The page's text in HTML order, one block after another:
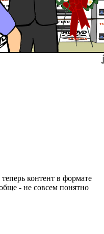
контент в формате
- не совсем понятно